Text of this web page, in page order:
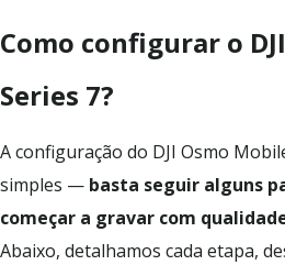
Como configurar o
Series 7?
A configuração do DJI Osmo
simples — basta seguir alguns
começar a gravar com
Abaixo, detalhamos cada etapa,